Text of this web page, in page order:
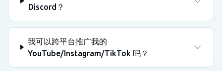
Discord？
我可以跨平台推广我的
YouTube/Instagram/TikTok 吗？